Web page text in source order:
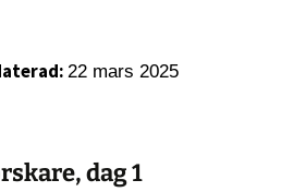
22 mars 2025
dag 1